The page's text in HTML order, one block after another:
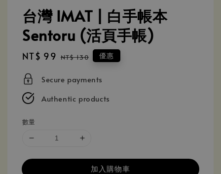
台灣 IMAT | 白手帳本
Sentoru (活頁手帳)
Sale
NT$ 99 Regular
NT$ 130 優惠
Secure payments
Authentic products
數量
加入購物車